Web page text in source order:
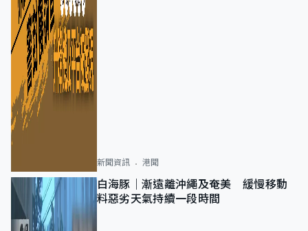
新聞資訊 港聞
白海豚｜漸遠離沖繩及奄美 緩慢移動
料惡劣天氣持續一段時間